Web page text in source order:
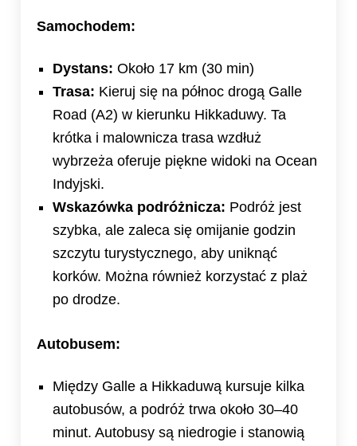
Samochodem:
Dystans: Około 17 km (30 min)
Trasa: Kieruj się na północ drogą Galle
Road (A2) w kierunku Hikkaduwy. Ta
krótka i malownicza trasa wzdłuż
wybrzeża oferuje piękne widoki na Ocean
Indyjski.
Wskazówka podróżnicza: Podróż jest
szybka, ale zaleca się omijanie godzin
szczytu turystycznego, aby uniknąć
korków. Można również korzystać z plaż
po drodze.
Autobusem:
Między Galle a Hikkaduwą kursuje kilka
autobusów, a podróż trwa około 30–40
minut. Autobusy są niedrogie i stanowią